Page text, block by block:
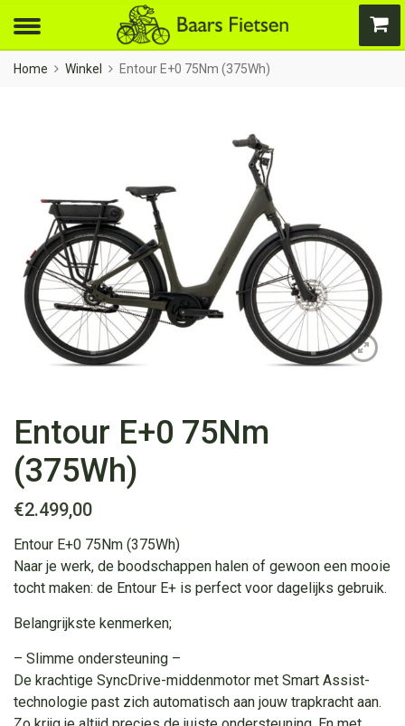
Home Winkel Entour E+0 75Nm (375Wh)
Entour E+0 75Nm
(375Wh)
€2.499,00
Entour E+0 75Nm (375Wh)
Naar je werk, de boodschappen halen of gewoon een mooie
tocht maken: de Entour E+ is perfect voor dagelijks gebruik.
Belangrijkste kenmerken;
– Slimme ondersteuning –
De krachtige SyncDrive-middenmotor met Smart Assist-
technologie past zich automatisch aan jouw trapkracht aan.